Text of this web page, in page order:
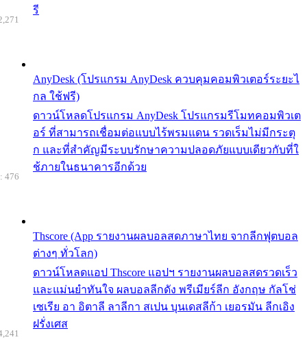
รี
AnyDesk (โปรแกรม AnyDesk ควบคุมคอมพิวเตอร์ระยะไ
กล ใช้ฟรี)
ดาวน์โหลดโปรแกรม AnyDesk โปรแกรมรีโมทคอมพิวเต
อร์ ที่สามารถเชื่อมต่อแบบไร้พรมแดน รวดเร็มไม่มีกระตุ
ก และที่สำคัญมีระบบรักษาความปลอดภัยแบบเดียวกับที่ใ
ช้ภายในธนาคารอีกด้วย
Thscore (App รายงานผลบอลสดภาษาไทย จากลีกฟุตบอล
ต่างๆ ทั่วโลก)
ดาวน์โหลดแอป Thscore แอปฯ รายงานผลบอลสดรวดเร็ว
และแม่นยำทันใจ ผลบอลลีกดัง พรีเมียร์ลีก อังกฤษ กัลโช่
เซเรีย อา อิตาลี ลาลีกา สเปน บุนเดสลีก้า เยอรมัน ลีกเอิง
ฝรั่งเศส
476